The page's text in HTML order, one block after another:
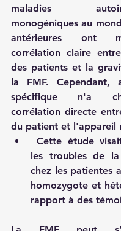
maladies
monogéniques au
antérieures ont
corrélation claire
des patients et la
la FMF. Cependant,
spécifique n'a
corrélation directe
du patient et l'appareil
les troubles de la
chez les patientes
homozygote et
rapport à des